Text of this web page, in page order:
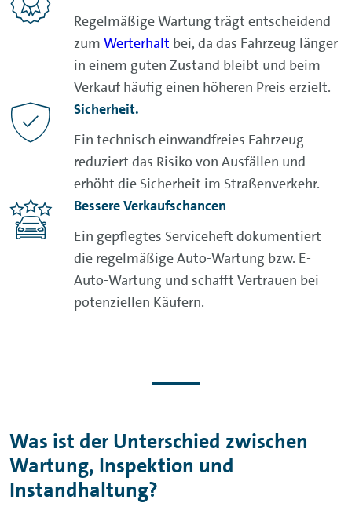
Regelmäßige Wartung trägt entscheidend
zum Werterhalt bei, da das Fahrzeug länger
in einem guten Zustand bleibt und beim
Verkauf häufig einen höheren Preis erzielt.
Sicherheit.
Ein technisch einwandfreies Fahrzeug
reduziert das Risiko von Ausfällen und
erhöht die Sicherheit im Straßenverkehr.
Bessere Verkaufschancen
Ein gepflegtes Serviceheft dokumentiert
die regelmäßige Auto-Wartung bzw. E-
Auto-Wartung und schafft Vertrauen bei
potenziellen Käufern.
Was ist der Unterschied zwischen
Wartung, Inspektion und
Instandhaltung?